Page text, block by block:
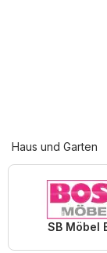
Haus und Garten
SB Möbel